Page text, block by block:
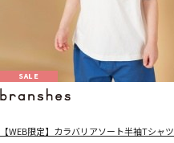
SALE
【WEB限定】カラバリアソート半袖Tシャツ